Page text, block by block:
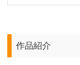
作品紹介